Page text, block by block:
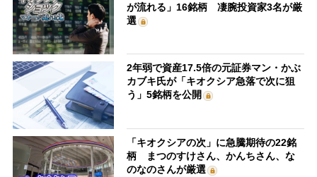
が流れる」16銘柄 凄腕投資家3名が厳
選
2年弱で資産17.5倍の元証券マン・かぶ
カブキ氏が「キオクシア急落で次に狙
う」5銘柄を公開
「キオクシアの次」に急騰期待の22銘
柄 まつのすけさん、かんちさん、な
のなのさんが厳選